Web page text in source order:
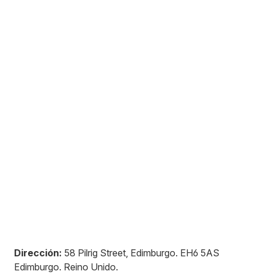
Dirección: 58 Pilrig Street, Edimburgo. EH6 5AS
Edimburgo. Reino Unido.